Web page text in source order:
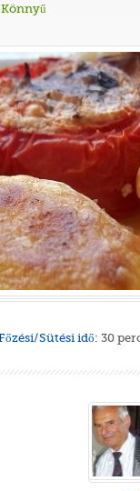
Könnyű
Sütési idő: 30